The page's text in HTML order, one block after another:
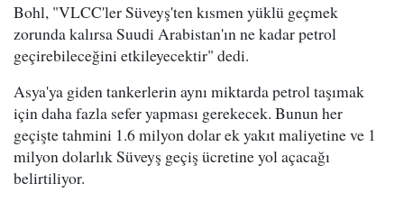
Bohl, "VLCC'ler Süveyş'ten kısmen yüklü geçmek
zorunda kalırsa Suudi Arabistan'ın ne kadar petrol
geçirebileceğini etkileyecektir" dedi.
Asya'ya giden tankerlerin aynı miktarda petrol taşımak
için daha fazla sefer yapması gerekecek. Bunun her
geçişte tahmini 1.6 milyon dolar ek yakıt maliyetine ve 1
milyon dolarlık Süveyş geçiş ücretine yol açacağı
belirtiliyor.